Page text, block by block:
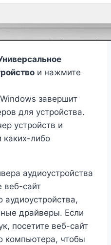
и нажмите
завершит
для устройства.
устройств и
каких-либо
аудиоустройства
веб-сайт
аудиоустройства,
драйверы. Если
посетите веб-сайт
компьютера, чтобы